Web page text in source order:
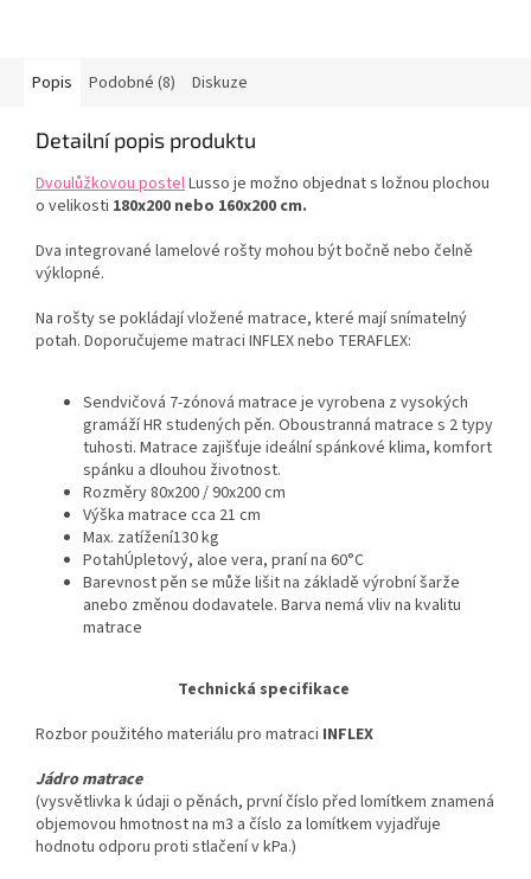
Popis Podobné (8) Diskuze
Detailní popis produktu
Dvoulůžkovou postelLusso je možno objednat s ložnou plochou
o velikosti 180x200 nebo 160x200 cm.
Dva integrované lamelové rošty mohou být bočně nebo čelně
výklopné.
Na rošty se pokládají vložené matrace, které mají snímatelný
potah. Doporučujeme matraci INFLEX nebo TERAFLEX:
Sendvičová 7-zónová matrace je vyrobena z vysokých
gramáží HR studených pěn. Oboustranná matrace s 2 typy
tuhosti. Matrace zajišťuje ideální spánkové klima, komfort
spánku a dlouhou životnost.
Rozměry 80x200 / 90x200 cm
Výška matrace cca 21 cm
Max. zatížení130 kg
PotahÚpletový, aloe vera, praní na 60°C
Barevnost pěn se může lišit na základě výrobní šarže
anebo změnou dodavatele. Barva nemá vliv na kvalitu
matrace
Technická specifikace
Rozbor použitého materiálu pro matraci INFLEX
Jádro matrace
(vysvětlivka k údaji o pěnách, první číslo před lomítkem znamená
objemovou hmotnost na m3 a číslo za lomítkem vyjadřuje
hodnotu odporu proti stlačení v kPa.)